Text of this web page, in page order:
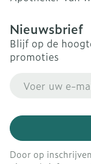
Nieuwsbrief
Blijf op de
promoties
Door op